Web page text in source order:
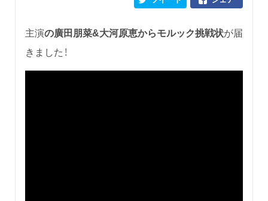
主演の廣田朋菜&大河原恵からモルック挑戦状が届
きました！